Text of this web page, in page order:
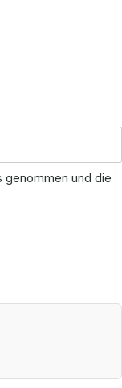
genommen und die